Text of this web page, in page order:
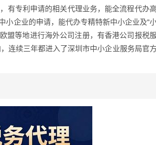
有专利申请的相关代理业务，能全流程代办
小企业的申请，能代办专精特新中小企业及“
盟等地进行海外公司注册，有香港公司报税
连续三年都进入了深圳市中小企业服务局官